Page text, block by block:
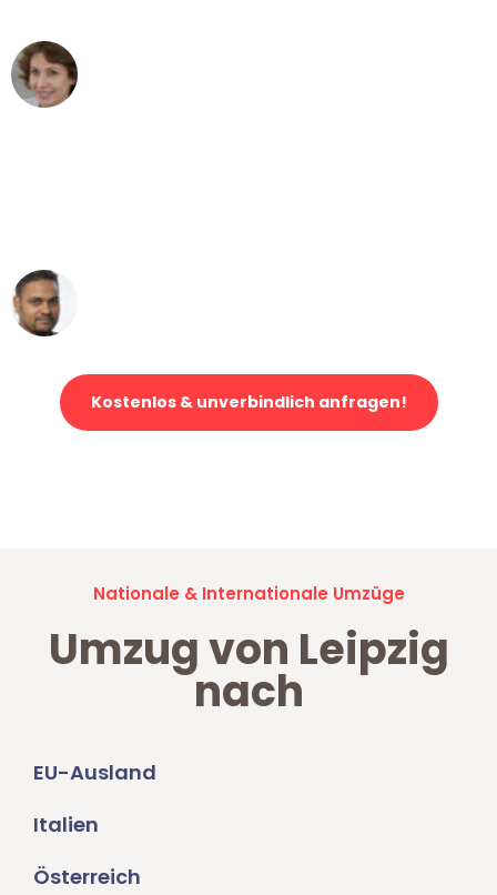
Kostenlos & unverbindlich anfragen!
Nationale & Internationale Umzüge
Umzug von Leipzig
nach
EU-Ausland
Italien
Österreich